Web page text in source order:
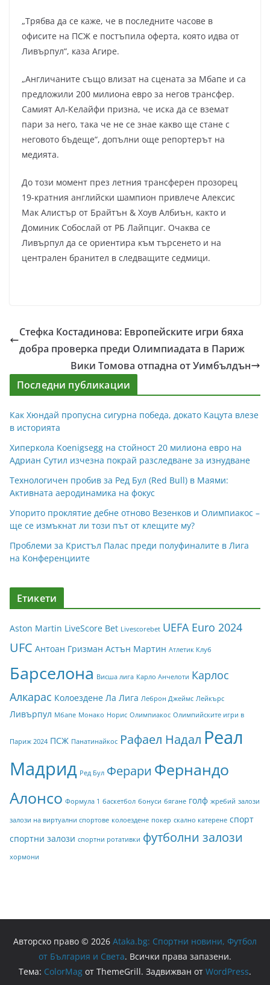
„Трябва да се каже, че в последните часове в
офисите на ПСЖ е постъпила оферта, която идва от
Ливърпул“, каза Агире.
„Англичаните също влизат на сцената за Мбапе и са
предложили 200 милиона евро за негов трансфер.
Самият Ал-Келайфи призна, че иска да се вземат
пари за него, така че не се знае какво ще стане с
неговото бъдеще“, допълни още репортерът на
медията.
До този момент през летния трансферен прозорец
19-кратния английски шампион привлече Алексис
Мак Алистър от Брайтън & Хоув Албиън, както и
Доминик Собослай от РБ Лайпциг. Очаква се
Ливърпул да се ориентира към търсенето и на
централен бранител в следващите седмици.
Стефка Костадинова: Европейските игри бяха
добра проверка преди Олимпиадата в Париж
Вики Томова отпадна от Уимбълдън
Последни публикации
Как Хюндай пропусна сигурна победа, докато Кацута влезе
в историята
Хиперкола Koenigsegg на стойност 20 милиона евро на
Адриан Сутил изчезна покрай разследване за изнудване
Технологичен пробив за Ред Бул (Red Bull) в Маями:
Активната аеродинамика на фокус
Упорито проклятие дебне отново Везенков и Олимпиакос –
ще се измъкнат ли този път от клещите му?
Проблеми за Кристъл Палас преди полуфиналите в Лига
на Конференциите
Етикети
Aston Martin LiveScore Bet Livescorebet UEFA Euro 2024
UFC Антоан Гризман Астън Мартин Атлетик Клуб
Барселона Висша лига Карло Анчелоти Карлос
Алкарас Колоездене Ла Лига Леброн Джеймс Лейкърс
Ливърпул Мбапе Монако Норис Олимпиакос Олимпийските игри в
Париж 2024 ПСЖ Панатинайкос Рафаел Надал Реал
Мадрид Ред Бул Ферари Фернандо
Алонсо Формула 1 баскетбол бонуси бягане голф жребий залози
залози на виртуални спортове колоездене покер скално катерене спорт
спортни залози спортни ротативки футболни залози
хормони
Авторско право © 2026 Ataka.bg: Спортни новини, Футбол
от България и Света. Всички права запазени.
Тема: ColorMag от ThemeGrill. Задвижван от WordPress.